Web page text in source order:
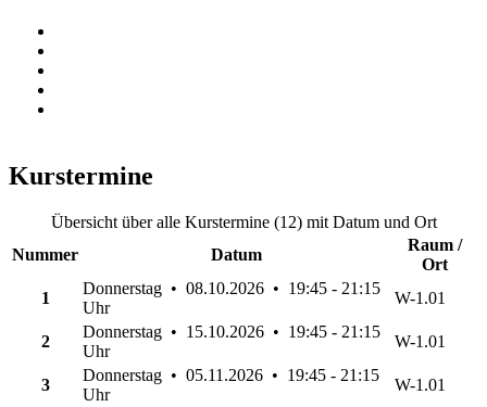
Kurstermine
Übersicht über alle Kurstermine (12) mit Datum und Ort
Nummer
Datum
Raum /
Ort
1
Donnerstag • 08.10.2026 • 19:45 - 21:15
Uhr
W-1.01
2
Donnerstag • 15.10.2026 • 19:45 - 21:15
Uhr
W-1.01
3
Donnerstag • 05.11.2026 • 19:45 - 21:15
Uhr
W-1.01